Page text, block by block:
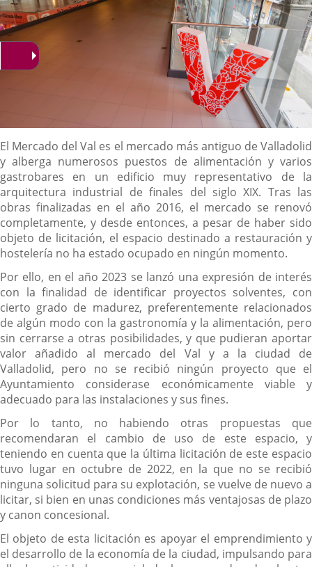
Descripción
El Mercado del Val es el mercado más antiguo de Valladolid
y alberga numerosos puestos de alimentación y varios
gastrobares en un edificio muy representativo de la
arquitectura industrial de finales del siglo XIX. Tras las
obras finalizadas en el año 2016, el mercado se renovó
completamente, y desde entonces, a pesar de haber sido
objeto de licitación, el espacio destinado a restauración y
hostelería no ha estado ocupado en ningún momento.
Por ello, en el año 2023 se lanzó una expresión de interés
con la finalidad de identificar proyectos solventes, con
cierto grado de madurez, preferentemente relacionados
de algún modo con la gastronomía y la alimentación, pero
sin cerrarse a otras posibilidades, y que pudieran aportar
valor añadido al mercado del Val y a la ciudad de
Valladolid, pero no se recibió ningún proyecto que el
Ayuntamiento considerase económicamente viable y
adecuado para las instalaciones y sus fines.
Por lo tanto, no habiendo otras propuestas que
recomendaran el cambio de uso de este espacio, y
teniendo en cuenta que la última licitación de este espacio
tuvo lugar en octubre de 2022, en la que no se recibió
ninguna solicitud para su explotación, se vuelve de nuevo a
licitar, si bien en unas condiciones más ventajosas de plazo
y canon concesional.
El objeto de esta licitación es apoyar el emprendimiento y
el desarrollo de la economía de la ciudad, impulsando para